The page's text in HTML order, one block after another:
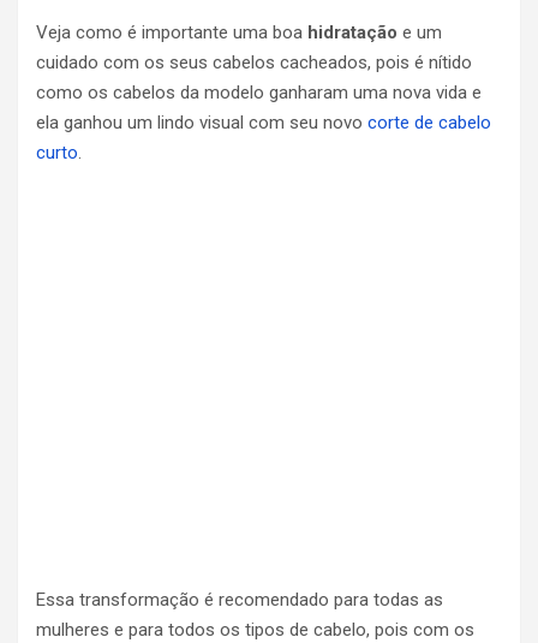
Veja como é importante uma boa hidratação e um
cuidado com os seus cabelos cacheados, pois é nítido
como os cabelos da modelo ganharam uma nova vida e
ela ganhou um lindo visual com seu novo corte de cabelo
curto.
Essa transformação é recomendado para todas as
mulheres e para todos os tipos de cabelo, pois com os